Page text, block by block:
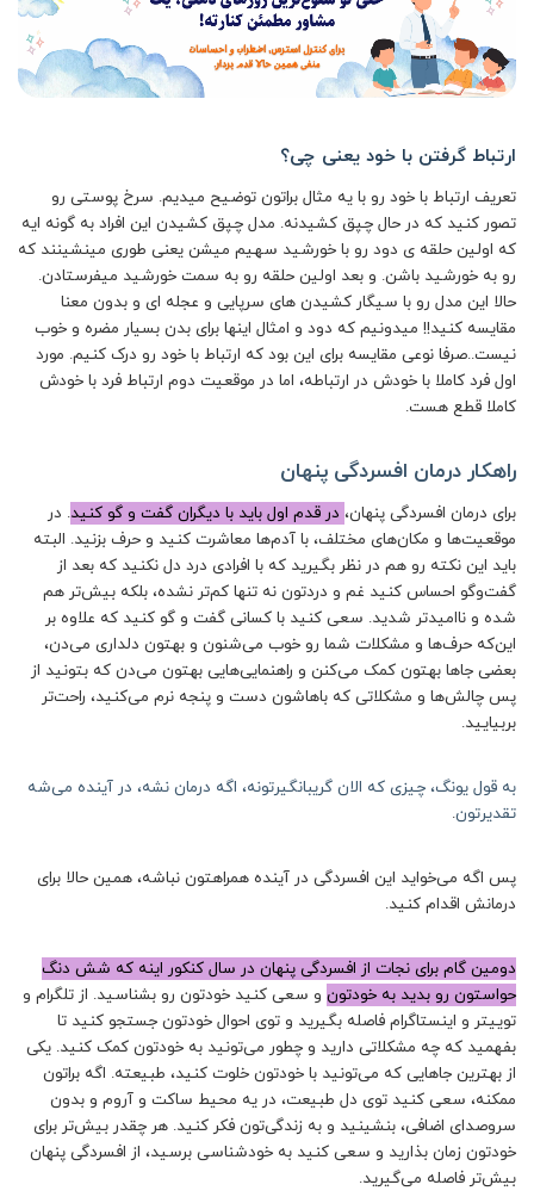
ارتباط گرفتن با خود یعنی چی؟
تعریف ارتباط با خود رو با یه مثال براتون توضیح میدیم. سرخ پوستی رو
تصور کنید که در حال چپق کشیدنه. مدل چپق کشیدن این افراد به گونه ایه
که اولین حلقه ی دود رو با خورشید سهیم میشن یعنی طوری مینشینند که
رو به خورشید باشن. و بعد اولین حلقه رو به سمت خورشید میفرستادن.
حالا این مدل رو با سیگار کشیدن های سرپایی و عجله ای و بدون معنا
مقایسه کنید!! میدونیم که دود و امثال اینها برای بدن بسیار مضره و خوب
نیست..صرفا نوعی مقایسه برای این بود که ارتباط با خود رو درک کنیم. مورد
اول فرد کاملا با خودش در ارتباطه، اما در موقعیت دوم ارتباط فرد با خودش
کاملا قطع هست.
راهکار درمان افسردگی پنهان
برای درمان افسردگی پنهان، در قدم اول باید با دیگران گفت‌ و‌ گو کنید. در
موقعیت‌ها و مکان‌های مختلف، با آدم‌ها معاشرت کنید و حرف بزنید. البته
باید این نکته رو هم در نظر بگیرید که با افرادی درد دل نکنید که بعد از
گفت‌و‌گو احساس کنید غم و دردتون نه تنها کم‌تر نشده، بلکه بیش‌تر هم
شده و ناامیدتر شدید. سعی کنید با کسانی گفت‌ و‌ گو کنید که علاوه بر
این‌که حرف‌ها و مشکلات شما رو خوب می‌شنون و بهتون دلداری می‌دن،
بعضی جاها بهتون کمک می‌کنن و راهنمایی‌هایی بهتون می‌دن که بتونید از
پس چالش‌ها و مشکلاتی که باهاشون دست‌ و‌ پنجه نرم می‌کنید، راحت‌تر
بربیایید.
به قول یونگ، چیزی که الان گریبانگیرتونه، اگه درمان نشه، در آینده می‌شه
تقدیرتون.
پس اگه می‌خواید این افسردگی در آینده همراهتون نباشه، همین حالا برای
درمانش اقدام کنید.
دومین گام برای نجات از افسردگی پنهان در سال کنکور اینه که شش دنگ
حواستون رو بدید به خودتون و سعی کنید خودتون رو بشناسید. از تلگرام و
توییتر و اینستاگرام فاصله بگیرید و توی احوال خودتون جستجو کنید تا
بفهمید که چه مشکلاتی دارید و چطور می‌تونید به خودتون کمک کنید. یکی
از بهترین جاهایی که می‌تونید با خودتون خلوت کنید، طبیعته. اگه براتون
ممکنه، سعی کنید توی دل طبیعت، در یه محیط ساکت و آروم و بدون
سروصدای اضافی، بنشینید و به زندگی‌تون فکر کنید. هر چقدر بیش‌‌تر برای
خودتون زمان بذارید و سعی کنید به خودشناسی برسید، از افسردگی پنهان
بیش‌تر فاصله می‌گیرید.